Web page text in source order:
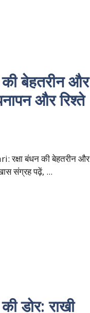
बेहतरीन और
और रिश्ते
बंधन की बेहतरीन और
संग्रह पढ़ें, ...
डोर: राखी